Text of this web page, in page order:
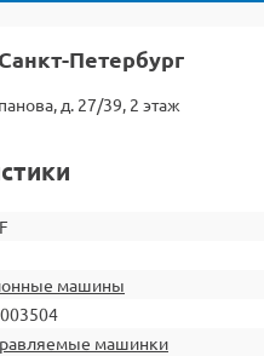
Петербург
д. 27/39, 2 этаж
машины
машинки